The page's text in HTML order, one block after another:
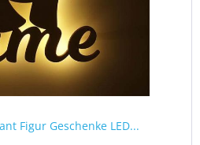
Figur Geschenke LED...